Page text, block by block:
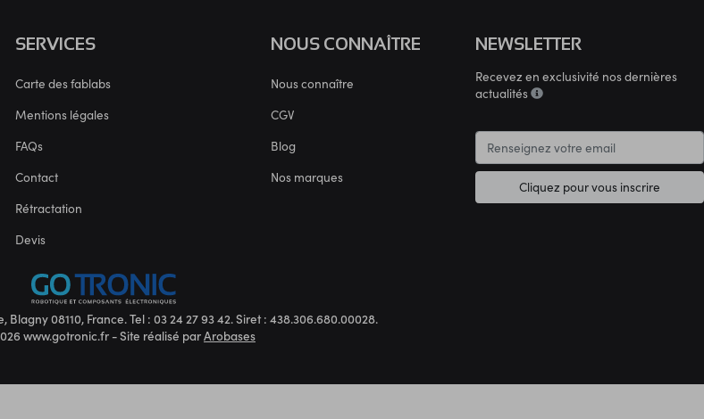
SERVICES
Carte des fablabs
Mentions légales
FAQs
Contact
Rétractation
Devis
NOUS CONNAÎTRE
Nous connaître
CGV
Blog
Nos marques
NEWSLETTER
Recevez en exclusivité nos dernières
actualités
Cliquez pour vous inscrire
08110, France. Tel : 03 24 27 93 42. Siret : 438.306.680.00028.
www.gotronic.fr - Site réalisé parArobases